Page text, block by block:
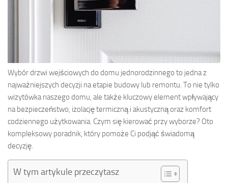
Wybór drzwi wejściowych do domu jednorodzinnego to jedna z
najważniejszych decyzji na etapie budowy lub remontu. To nie tylko
wizytówka naszego domu, ale także kluczowy element wpływający
na bezpieczeństwo, izolację termiczną i akustyczną oraz komfort
codziennego użytkowania. Czym się kierować przy wyborze? Oto
kompleksowy poradnik, który pomoże Ci podjąć świadomą
decyzję.
W tym artykule przeczytasz